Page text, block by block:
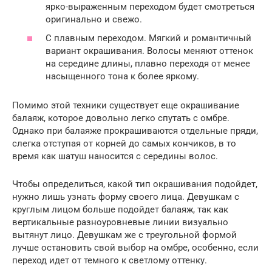
ярко-выраженным переходом будет смотреться
оригинально и свежо.
С плавным переходом. Мягкий и романтичный
вариант окрашивания. Волосы меняют оттенок
на середине длины, плавно переходя от менее
насыщенного тона к более яркому.
Помимо этой техники существует еще окрашивание
балаяж, которое довольно легко спутать с омбре.
Однако при балаяже прокрашиваются отдельные пряди,
слегка отступая от корней до самых кончиков, в то
время как шатуш наносится с середины волос.
Чтобы определиться, какой тип окрашивания подойдет,
нужно лишь узнать форму своего лица. Девушкам с
круглым лицом больше подойдет балаяж, так как
вертикальные разноуровневые линии визуально
вытянут лицо. Девушкам же с треугольной формой
лучше остановить свой выбор на омбре, особенно, если
переход идет от темного к светлому оттенку.